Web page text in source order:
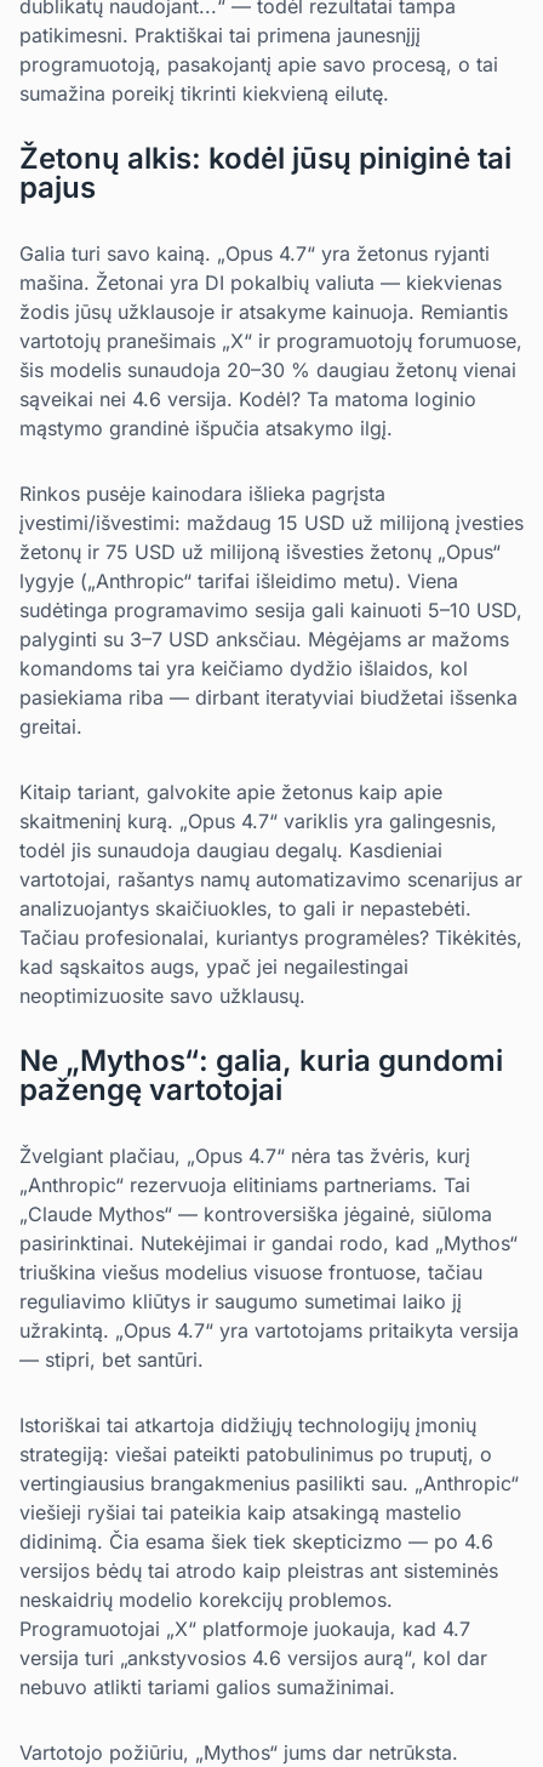
dublikatų naudojant...“ — todėl rezultatai tampa
patikimesni. Praktiškai tai primena jaunesnįjį
programuotoją, pasakojantį apie savo procesą, o tai
sumažina poreikį tikrinti kiekvieną eilutę.
Žetonų alkis: kodėl jūsų piniginė tai
pajus
Galia turi savo kainą. „Opus 4.7“ yra žetonus ryjanti
mašina. Žetonai yra DI pokalbių valiuta — kiekvienas
žodis jūsų užklausoje ir atsakyme kainuoja. Remiantis
vartotojų pranešimais „X“ ir programuotojų forumuose,
šis modelis sunaudoja 20–30 % daugiau žetonų vienai
sąveikai nei 4.6 versija. Kodėl? Ta matoma loginio
mąstymo grandinė išpučia atsakymo ilgį.
Rinkos pusėje kainodara išlieka pagrįsta
įvestimi/išvestimi: maždaug 15 USD už milijoną įvesties
žetonų ir 75 USD už milijoną išvesties žetonų „Opus“
lygyje („Anthropic“ tarifai išleidimo metu). Viena
sudėtinga programavimo sesija gali kainuoti 5–10 USD,
palyginti su 3–7 USD anksčiau. Mėgėjams ar mažoms
komandoms tai yra keičiamo dydžio išlaidos, kol
pasiekiama riba — dirbant iteratyviai biudžetai išsenka
greitai.
Kitaip tariant, galvokite apie žetonus kaip apie
skaitmeninį kurą. „Opus 4.7“ variklis yra galingesnis,
todėl jis sunaudoja daugiau degalų. Kasdieniai
vartotojai, rašantys namų automatizavimo scenarijus ar
analizuojantys skaičiuokles, to gali ir nepastebėti.
Tačiau profesionalai, kuriantys programėles? Tikėkitės,
kad sąskaitos augs, ypač jei negailestingai
neoptimizuosite savo užklausų.
Ne „Mythos“: galia, kuria gundomi
pažengę vartotojai
Žvelgiant plačiau, „Opus 4.7“ nėra tas žvėris, kurį
„Anthropic“ rezervuoja elitiniams partneriams. Tai
„Claude Mythos“ — kontroversiška jėgainė, siūloma
pasirinktinai. Nutekėjimai ir gandai rodo, kad „Mythos“
triuškina viešus modelius visuose frontuose, tačiau
reguliavimo kliūtys ir saugumo sumetimai laiko jį
užrakintą. „Opus 4.7“ yra vartotojams pritaikyta versija
— stipri, bet santūri.
Istoriškai tai atkartoja didžiųjų technologijų įmonių
strategiją: viešai pateikti patobulinimus po truputį, o
vertingiausius brangakmenius pasilikti sau. „Anthropic“
viešieji ryšiai tai pateikia kaip atsakingą mastelio
didinimą. Čia esama šiek tiek skepticizmo — po 4.6
versijos bėdų tai atrodo kaip pleistras ant sisteminės
neskaidrių modelio korekcijų problemos.
Programuotojai „X“ platformoje juokauja, kad 4.7
versija turi „ankstyvosios 4.6 versijos aurą“, kol dar
nebuvo atlikti tariami galios sumažinimai.
Vartotojo požiūriu, „Mythos“ jums dar netrūksta.